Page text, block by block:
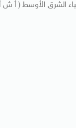
الشرق الأوسط ( أ ش